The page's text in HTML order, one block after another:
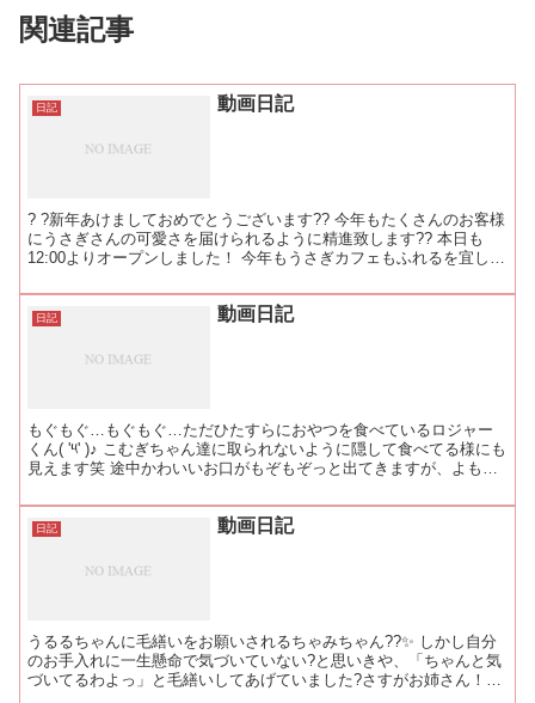
関連記事
日記 動画日記
? ?新年あけましておめでとうございます?? 今年もたくさんのお客様
にうさぎさんの可愛さを届けられるように精進致します?? 本日も
12:00よりオープンしました！ 今年もうさぎカフェもふれるを宜しく
日記 動画日記
もぐもぐ…もぐもぐ…ただひたすらにおやつを食べているロジャー
くん( '༥' )♪ こむぎちゃん達に取られないように隠して食べてる様にも
見えます笑 途中かわいいお口がもぞもぞっと出てきますが、よもぎ
日記 動画日記
うるるちゃんに毛繕いをお願いされるちゃみちゃん??✨ しかし自分
のお手入れに一生懸命で気づいていない?と思いきや、「ちゃんと気
づいてるわよっ」と毛繕いしてあげていました?さすがお姉さん！??